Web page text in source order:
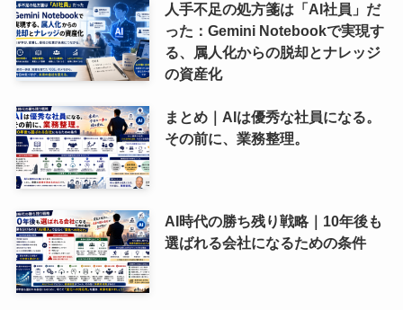
人手不足の処方箋は「AI社員」だ
った：Gemini Notebookで実現す
る、属人化からの脱却とナレッジ
の資産化
まとめ｜AIは優秀な社員になる。
その前に、業務整理。
AI時代の勝ち残り戦略｜10年後も
選ばれる会社になるための条件